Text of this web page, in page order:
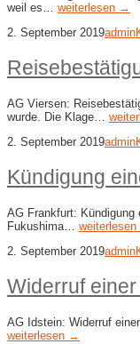
weil es… weiterlesen →
2. September 2019admin
AG Viersen:
wurde. Die Klage…
2. September 2019admin
Kündigung
AG Frankfurt: Kündigung
Fukushima…
2. September 2019admin
Widerruf
AG Idstein: Widerruf
weiterlesen →